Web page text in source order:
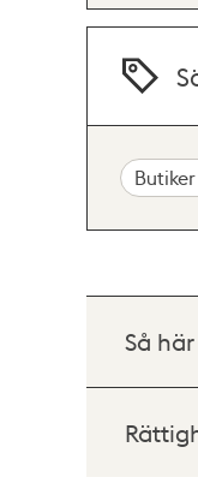
Butiker
Så